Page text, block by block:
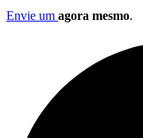
Envie um agora mesmo.